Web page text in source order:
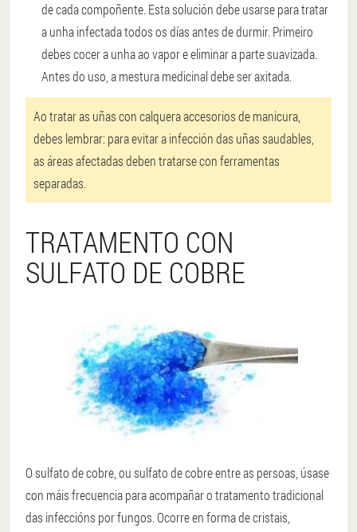
de cada compoñente. Esta solución debe usarse para tratar
a unha infectada todos os días antes de durmir. Primeiro
debes cocer a unha ao vapor e eliminar a parte suavizada.
Antes do uso, a mestura medicinal debe ser axitada.
Ao tratar as uñas con calquera accesorios de manicura,
debes lembrar: para evitar a infección das uñas saudables,
as áreas afectadas deben tratarse con ferramentas
separadas.
TRATAMENTO CON
SULFATO DE COBRE
O sulfato de cobre, ou sulfato de cobre entre as persoas, úsase
con máis frecuencia para acompañar o tratamento tradicional
das infeccións por fungos. Ocorre en forma de cristais,